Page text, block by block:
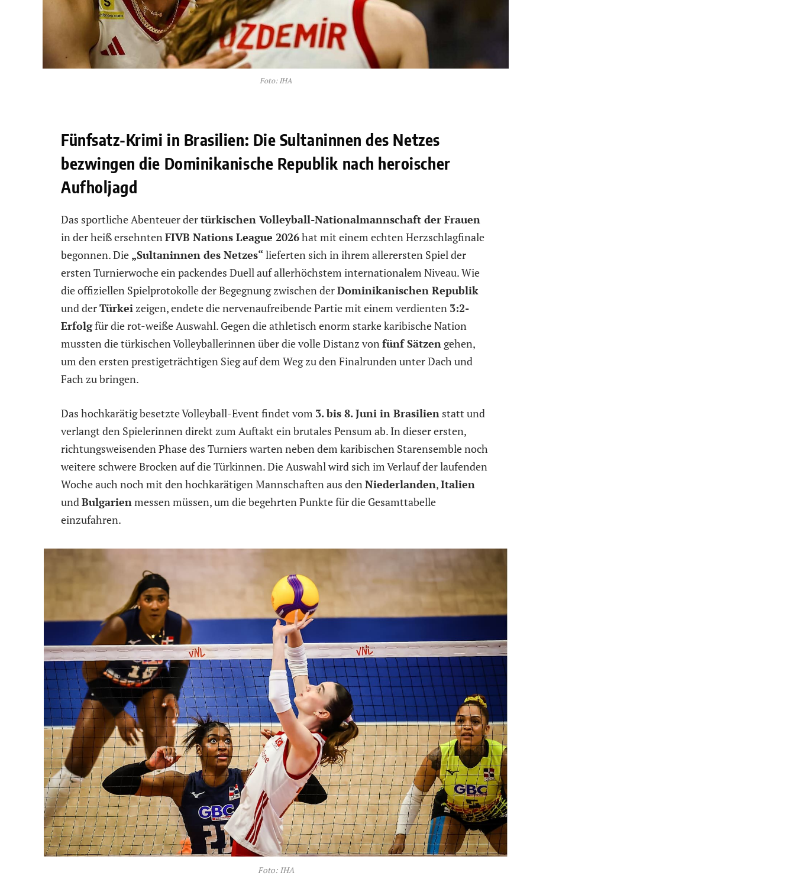
Foto: IHA
Fünfsatz-Krimi in Brasilien: Die Sultaninnen des Netzes
bezwingen die Dominikanische Republik nach heroischer
Aufholjagd
Das sportliche Abenteuer dertürkischen Volleyball-Nationalmannschaft der Frauen
in der heiß ersehntenFIVB Nations League 2026hat mit einem echten Herzschlagfinale
begonnen. Die „Sultaninnen des Netzes“ lieferten sich in ihrem allerersten Spiel der
ersten Turnierwoche ein packendes Duell auf allerhöchstem internationalem Niveau. Wie
die offiziellen Spielprotokolle der Begegnung zwischen derDominikanischen Republik
und derTürkeizeigen, endete die nervenaufreibende Partie mit einem verdienten 3:2-
Erfolgfür die rot-weiße Auswahl. Gegen die athletisch enorm starke karibische Nation
mussten die türkischen Volleyballerinnen über die volle Distanz vonfünf Sätzen gehen,
um den ersten prestigeträchtigen Sieg auf dem Weg zu den Finalrunden unter Dach und
Fach zu bringen.
Das hochkarätig besetzte Volleyball-Event findet vom 3. bis 8. Juni in Brasilien statt und
verlangt den Spielerinnen direkt zum Auftakt ein brutales Pensum ab. In dieser ersten,
richtungsweisenden Phase des Turniers warten neben dem karibischen Starensemble noch
weitere schwere Brocken auf die Türkinnen. Die Auswahl wird sich im Verlauf der laufenden
Woche auch noch mit den hochkarätigen Mannschaften aus denNiederlanden,Italien
undBulgarienmessen müssen, um die begehrten Punkte für die Gesamttabelle
einzufahren.
Foto: IHA